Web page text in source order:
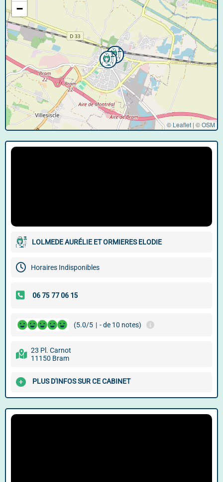
−
© Leaflet | ©OSM
LOLMEDE AURÉLIE ET ORMIERES ELODIE
Horaires Indisponibles
(5.0/5 | - de 10 notes)
23 Pl. Carnot
11150 Bram
PLUS D'INFOS SUR CE CABINET